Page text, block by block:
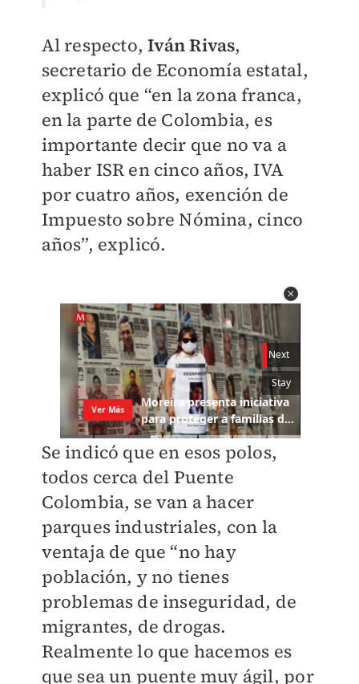
Al respecto,Iván Rivas,
secretario de Economía estatal,
explicó que “en la zona franca,
en la parte de Colombia, es
importante decir que no va a
haber ISR en cinco años, IVA
por cuatro años, exención de
Impuesto sobre Nómina, cinco
años”, explicó.
Se indicó que en esos polos,
todos cerca del Puente
Colombia, se van a hacer
parques industriales, con la
ventaja de que “no hay
población, y no tienes
problemas de inseguridad, de
migrantes, de drogas.
Realmente lo que hacemos es
que sea un puente muy ágil, por